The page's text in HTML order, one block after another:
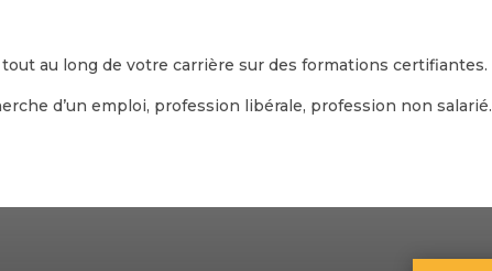
au long de votre carrière sur des formations certifiantes.
d’un emploi, profession libérale, profession non salarié.